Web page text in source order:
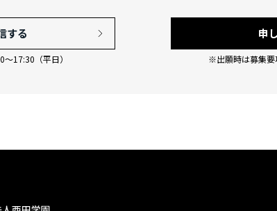
する
17:30（平日）
申
※出願時は募集要